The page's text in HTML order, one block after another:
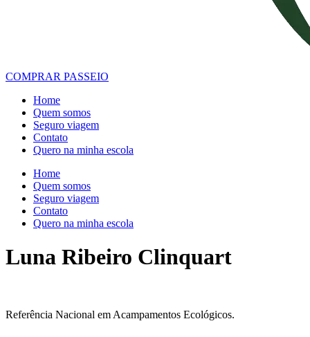
COMPRAR PASSEIO
Home
Quem somos
Seguro viagem
Contato
Quero na minha escola
Home
Quem somos
Seguro viagem
Contato
Quero na minha escola
Luna Ribeiro Clinquart
Referência Nacional em Acampamentos Ecológicos.